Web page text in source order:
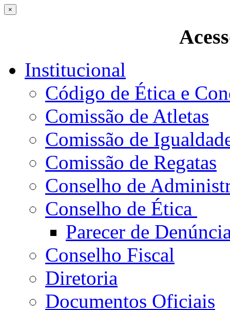
×
Institucional
Código de Ética e
Comissão de Atletas
Comissão de
Comissão de Regatas
Conselho de
Conselho de Ética
Parecer de
Conselho Fiscal
Diretoria
Documentos Oficiais